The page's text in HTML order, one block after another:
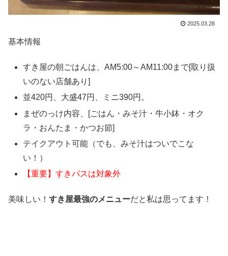
2025.03.28
基本情報
すき屋の朝ごはんは、AM5:00～AM11:00まで[取り扱
いのない店舗あり]
並420円、大盛47円、ミニ390円。
まぜのっけ内容、[ごはん・みそ汁・牛小鉢・オク
ラ・おんたま・かつお節]
テイクアウト可能（でも、みそ汁はついでこな
い！）
【重要】すきパスは対象外
美味しい！ すき屋最強のメニューだと私は思ってます！